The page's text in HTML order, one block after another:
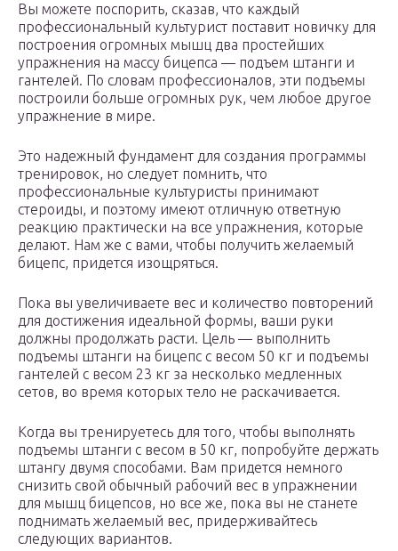
Вы можете поспорить, сказав, что каждый
профессиональный культурист поставит новичку для
построения огромных мышц два простейших
упражнения на массу бицепса — подъем штанги и
гантелей. По словам профессионалов, эти подъемы
построили больше огромных рук, чем любое другое
упражнение в мире.
Это надежный фундамент для создания программы
тренировок, но следует помнить, что
профессиональные культуристы принимают
стероиды, и поэтому имеют отличную ответную
реакцию практически на все упражнения, которые
делают. Нам же с вами, чтобы получить желаемый
бицепс, придется изощряться.
Пока вы увеличиваете вес и количество повторений
для достижения идеальной формы, ваши руки
должны продолжать расти. Цель — выполнить
подъемы штанги на бицепс с весом 50 кг и подъемы
гантелей с весом 23 кг за несколько медленных
сетов, во время которых тело не раскачивается.
Когда вы тренируетесь для того, чтобы выполнять
подъемы штанги с весом в 50 кг, попробуйте держать
штангу двумя способами. Вам придется немного
снизить свой обычный рабочий вес в упражнении
для мышц бицепсов, но все же, пока вы не станете
поднимать желаемый вес, придерживайтесь
следующих вариантов.